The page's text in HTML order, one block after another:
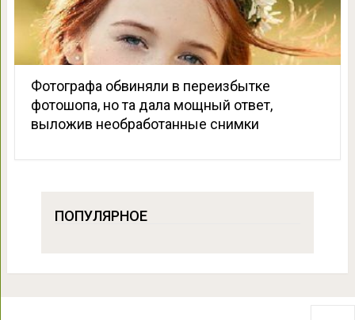
Фотографа обвиняли в переизбытке
фотошопа, но та дала мощный ответ,
выложив необработанные снимки
ПОПУЛЯРНОЕ